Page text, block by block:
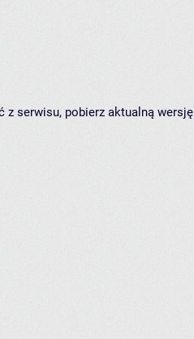
z serwisu, pobierz aktualną wersję